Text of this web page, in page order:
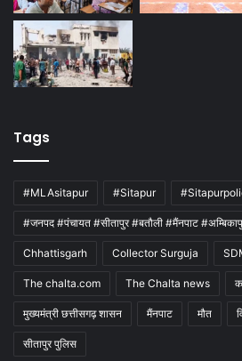
Tags
#MLAsitapur #Sitapur
#जनपद #पंचायत #सीतापुर #बतौली #मैंनपाट
Chhattisgarh Collector Surguja
The chalta.com The Chalta news
मुख्यमंत्री छत्तीसगढ़ शासन मैंनपाट मौत
सीतापुर पुलिस